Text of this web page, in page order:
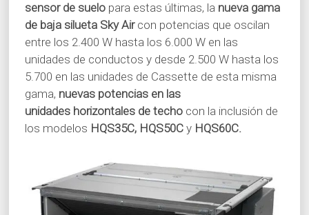
sensor de suelopara estas últimas, la nueva gama
de baja silueta Sky Aircon potencias que oscilan
entre los 2.400 W hasta los 6.000 W en las
unidades de conductos y desde 2.500 W hasta los
5.700 en las unidades de Cassette de esta misma
gama, nuevas potencias en las
unidades horizontales de techocon la inclusión de
los modelos HQS35C, HQS50CyHQS60C.